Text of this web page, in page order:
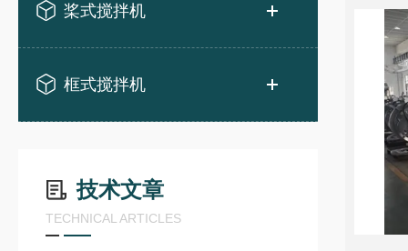
桨式搅拌机
框式搅拌机
技术文章
TECHNICAL ARTICLES